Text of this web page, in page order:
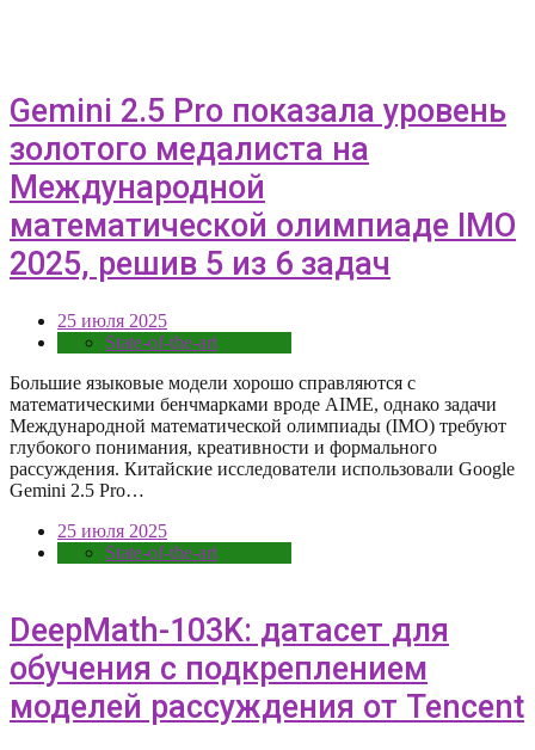
Gemini 2.5 Pro показала уровень
золотого медалиста на
Международной
математической олимпиаде IMO
2025, решив 5 из 6 задач
25 июля 2025
State-of-the-art
Большие языковые модели хорошо справляются с
математическими бенчмарками вроде AIME, однако задачи
Международной математической олимпиады (IMO) требуют
глубокого понимания, креативности и формального
рассуждения. Китайские исследователи использовали Google
Gemini 2.5 Pro…
25 июля 2025
State-of-the-art
DeepMath-103K: датасет для
обучения с подкреплением
моделей рассуждения от Tencent